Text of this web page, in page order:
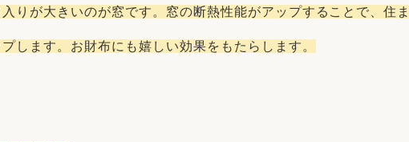
入りが大きいのが窓です。窓の断熱性能がアップすることで、住
お財布にも嬉しい効果をもたらします。